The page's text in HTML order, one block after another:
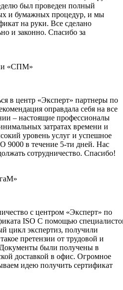
был проведен полный
и бумажных процедур, и мы
на руки. Все сделано
и законно. Спасибо за
«СПМ»
в центр «Эксперт» партнеры по
оправдала себя на все
– настоящие профессионалы
затратах времени и
уровень услуг и успешное
9000 в течение 5-ти дней. Нас
сотрудничество. Спасибо!
с центром «Эксперт» по
ISO С помощью
цикл экспертиз, получили
претензии от трудовой и
были получены в
доставкой в офис. Огромное
идею получить сертификат